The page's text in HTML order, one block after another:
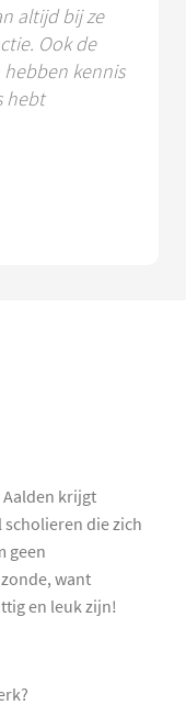
altijd bij ze
Ook de
kennis
hebt
Aalden krijgt
die zich
geen
want
en leuk zijn!